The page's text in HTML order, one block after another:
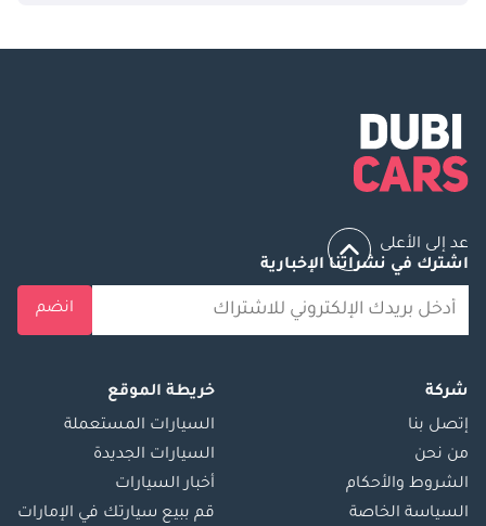
عد إلى الأعلى
اشترك في نشراتنا الإخبارية
انضم
شركة
إتصل بنا
من نحن
الشروط والأحكام
السياسة الخاصة
خريطة الموقع
السيارات المستعملة
السيارات الجديدة
أخبار السيارات
قم ببيع سيارتك في الإمارات